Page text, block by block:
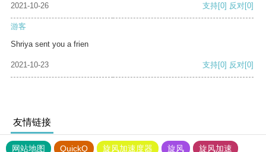
2021-10-26 支持[0] 反对[0]
游客
Shriya sent you a frien
2021-10-23 支持[0] 反对[0]
友情链接
网站地图 QuickQ 旋风加速度器 旋风 旋风加速